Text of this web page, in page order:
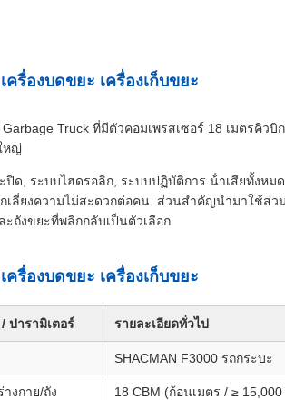
รื่องบดขยะ เครื่องเก็บขยะ
Truck ที่มีตัวคอมเพรสเซอร์ 18 เมตรคิ
หญ่
ด, ระบบไฮดรอลิก, ระบบปฏิบัติการ.น้ําเสียทั้งหม
เลี่ยงความไม่สะดวกต่อคน. ส่วนสําคัญนํามาใช้ส่
ถังขยะที่พลิกกลับเป็นตัวเลือก
รื่องบดขยะ เครื่องเก็บขยะ
ปารามิเตอร์ รายละเอียดทั่วไป
SHACMAN F3000 รถกระบะ
งกาย/ถัง 18 CBM (ก้อนเมตร / ≥